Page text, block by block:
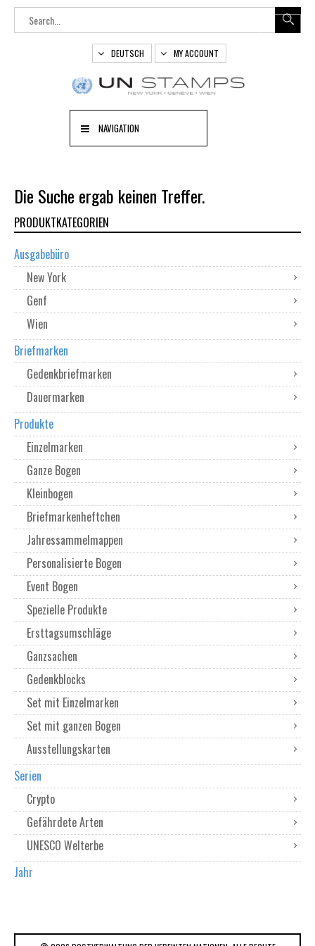
DEUTSCH MY ACCOUNT
NAVIGATION
Die Suche ergab keinen Treffer.
PRODUKTKATEGORIEN
Ausgabebüro
New York
Genf
Wien
Briefmarken
Gedenkbriefmarken
Dauermarken
Produkte
Einzelmarken
Ganze Bogen
Kleinbogen
Briefmarkenheftchen
Jahressammelmappen
Personalisierte Bogen
Event Bogen
Spezielle Produkte
Ersttagsumschläge
Ganzsachen
Gedenkblocks
Set mit Einzelmarken
Set mit ganzen Bogen
Ausstellungskarten
Serien
Crypto
Gefährdete Arten
UNESCO Welterbe
Jahr